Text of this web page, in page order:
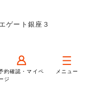
ゲート銀座３
約確認・マイペ
ジ
メニュー